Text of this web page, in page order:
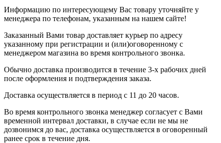
Информацию по интересующему Вас товару уточняйте у
менеджера по телефонам, указанным на нашем сайте!
Заказанный Вами товар доставляет курьер по адресу
указанному при регистрации и (или)оговоренному с
менеджером магазина во время контрольного звонка.
Обычно доставка производится в течение 3-х рабочих дней
после оформления и подтверждения заказа.
Доставка осуществляется в период с 11 до 20 часов.
Во время контрольного звонка менеджер согласует с Вами
временной интервал доставки, в случае если не мы не
дозвонимся до вас, доставка осуществляется в оговоренный
ранее срок в течение дня.